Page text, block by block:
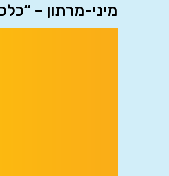
מיני-מרתון –